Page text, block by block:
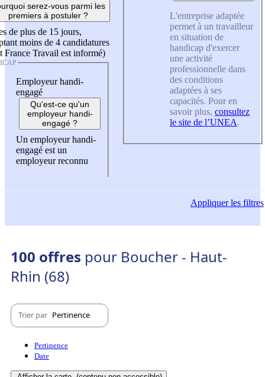
serez-vous parmi les
premiers à postuler ?
de plus de 15 jours,
moins de 4 candidatures
France Travail est informé)
Employeur handi-
engagé
Qu'est-ce qu'un
employeur handi-
engagé ?
Un employeur handi-
engagé est un
employeur reconnu
L'entreprise adaptée
permet à un travailleur
en situation de
handicap d'exercer
une activité
professionnelle dans
des conditions
adaptées à ses
capacités. Pour en
savoir plus, consultez
le site de l’UNEA.
Appliquerles filtres
100 offres pour Boucher - Haut-
Rhin (68)
Trier par Pertinence
Pertinence
Date